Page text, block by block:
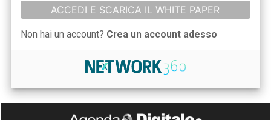
ACCEDI E SCARICA IL WHITE PAPER
Non hai un account? Crea un account adesso